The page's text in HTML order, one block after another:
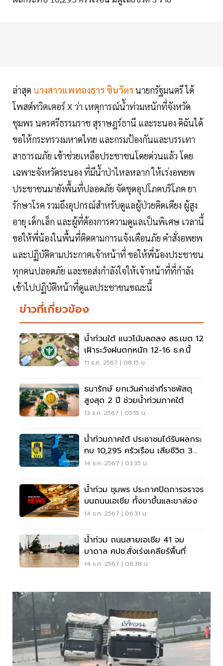
ล่าสุด นางสาวแพทองธาร ชินวัตรนายกรัฐมนตรี ได้
โพสต์ทวิตเตอร์ X ว่า เหตุการณ์น้ำท่วมหนักที่จังหวัด
ชุมพร นครศรีธรรมราช สุราษฎร์ธานี และระนอง ดิฉันได้
ขอให้กระทรวงมหาดไทย และกรมป้องกันและบรรเทา
สาธารณภัย เข้าช่วยเหลือประชาชนโดยด่วนแล้ว โดย
เฉพาะจังหวัดระนอง ที่มีน้ำป่าไหลหลาก ให้เร่งอพยพ
ประชาชนมายังพื้นที่ปลอดภัย จัดชุดอุปโภคบริโภค ยา
รักษาโรค รวมถึงอุปกรณ์สำหรับดูแลผู้ป่วยติดเตียง ผู้สูง
อายุ เด็กเล็ก และผู้ที่ต้องการความดูแลเป็นพิเศษ เวลานี้
ขอให้พี่น้องในพื้นที่ติดตามการแจ้งเตือนภัย คำสั่งอพยพ
และปฏิบัติตามประกาศเจ้าหน้าที่ ขอให้พี่น้องประชาชน
ทุกคนปลอดภัย และขอส่งกำลังใจให้เจ้าหน้าที่ที่กำลัง
เข้าไปปฏิบัติหน้าที่ดูแลประชาชนขณะนี้
ข่าวที่เกี่ยวข้อง
น้ำท่วมใต้ แนวโน้มลดลง สธ.เขต 12
เฝ้าระวังฝนตกหนัก 12-16 ธ.ค.นี้
11 ธ.ค. 2567 | 08:15 น.
ธนารักษ์ ยกเว้นค่าเช่าที่ราชพัสดุ
สูงสุด 2 ปี ช่วยน้ำท่วมภาคใต้
13 ธ.ค. 2567 | 05:15 น.
น้ำท่วมภาคใต้ ประชาชนได้รับผลกระ
ทบ 10,295 ครัวเรือน เสียชีวิต 3
ราย
14 ธ.ค. 2567 | 03:35 น.
น้ำท่วม ชุมพร ประกาศปิดการจราจร
บนถนนเอเชีย ทั้งขาขึ้นและขาล่อง
14 ธ.ค. 2567 | 06:31 น.
น้ำท่วม ถนนสายเอเชีย 41 จม
บาดาล ศปช.สั่งเร่งเคลียร์พื้นที่
14 ธ.ค. 2567 | 08:38 น.